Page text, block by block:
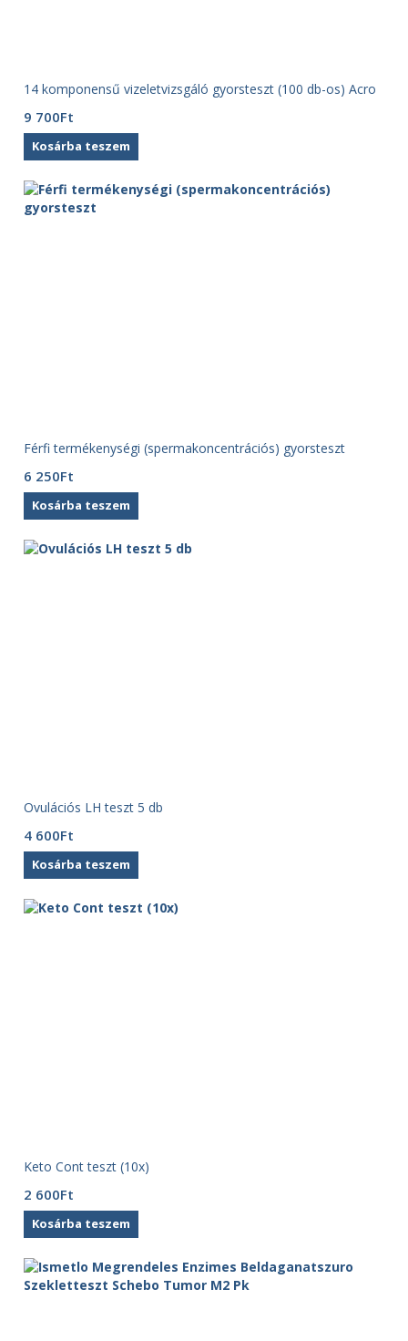
14 komponensű vizeletvizsgáló gyorsteszt (100 db-os) Acro
9 700Ft
Kosárba teszem
Férfi termékenységi (spermakoncentrációs) gyorsteszt
6 250Ft
Kosárba teszem
Ovulációs LH teszt 5 db
4 600Ft
Kosárba teszem
Keto Cont teszt (10x)
2 600Ft
Kosárba teszem